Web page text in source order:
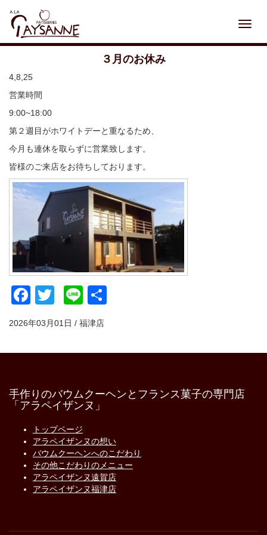
３月のお休み
4,8,25
営業時間
9:00~18:00
第２週目がホワイトデーと重なるため、
今月も連休を取らずに営業致します。
皆様のご来店をお待ちしております。
Facebook
Twitter
Line
2026年03月01日 / 福津店
手作りのバウムクーヘンとフランス菓子の専門店
「アラペイザンヌ」
トップページ
アラペイザンヌの想い
バウムクーヘンへのこだわり
その他こだわりのメニュー
アラペイザンヌ遠賀店
アラペイザンヌ福津店